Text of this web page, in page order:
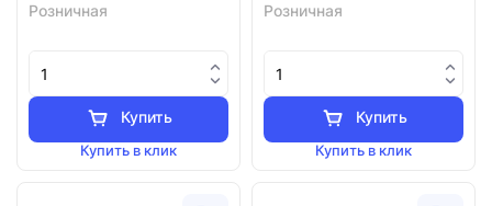
Розничная
Купить
Купить в клик
Розничная
Купить
Купить в клик